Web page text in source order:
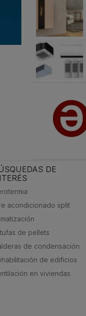
DE
acondicionado split
de pellets
de condensación
de edificios
en viviendas